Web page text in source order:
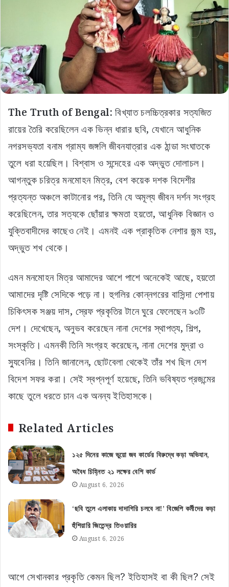
The Truth of Bengal: বিখ্যাত চলচ্চিত্রকার সত্যজিত
রায়ের তৈরি করেছিলেন এক ভিন্ন ধারার ছবি, যেখানে আধুনিক
নগরসভ্যতা বনাম গ্রাম্য জঙ্গলি জীবনযাত্রার এক ঠান্ডা সংঘাতকে
তুলে ধরা হয়েছিল। বিশ্বাস ও সন্দেহের এক অদ্ভুত দোলাচল।
আগন্তুক চরিত্র মনমোহন মিত্র, বেশ কয়েক দশক বিদেশীর
প্রত্যন্ত অঞ্চলে কাটানোর পর, তিনি যে অমূল্য জীবন দর্শন সংগ্রহ
করেছিলেন, তার সত্যকে ছোঁয়ার ক্ষমতা হয়তো, আধুনিক বিজ্ঞান ও
যুক্তিবাদীদের কাছেও নেই। এমনই এক প্রাকৃতিক নেশার জন্ম হয়,
অদ্ভুত শখ থেকে।
এমন মনমোহন মিত্র আমাদের আশে পাশে অনেকেই আছে, হয়তো
আমাদের দৃষ্টি সেদিকে পড়ে না। হুগলির কোন্নগরের বাসিন্দা পেশায়
চিকিৎসক সঞ্জয় দাস, স্রেফ প্রকৃতির টানে ঘুরে ফেলেছেন ৯৩টি
দেশ। দেখেছেন, অনুভব করেছেন নানা দেশের স্থাপত্য, শিল্প,
সংস্কৃতি। এমনকী তিনি সংগ্রহ করেছেন, নানা দেশের মুদ্রা ও
স্যুবেনির। তিনি জানালেন, ছোটবেলা থেকেই তাঁর শখ ছিল দেশ
বিদেশ সফর করা। সেই স্বপ্নপূর্ণ হয়েছে, তিনি ভবিষ্যত প্রজন্মের
কাছে তুলে ধরতে চান এক অনন্য ইতিহাসকে।
Related Articles
১২৫ দিনের কাজে ভুয়ো জব কার্ডের বিরুদ্ধে কড়া অভিযান,
অবৈধ চিহ্নিত ২১ লক্ষের বেশি কার্ড
August 6, 2026
‘ছবি তুলে এলাকায় দাদাগিরি চলবে না!’ বিজেপি কর্মীদের কড়া
হুঁশিয়ারি জিতেন্দ্র তিওয়ারির
August 6, 2026
আগে সেখানকার প্রকৃতি কেমন ছিল? ইতিহাসই বা কী ছিল? সেই